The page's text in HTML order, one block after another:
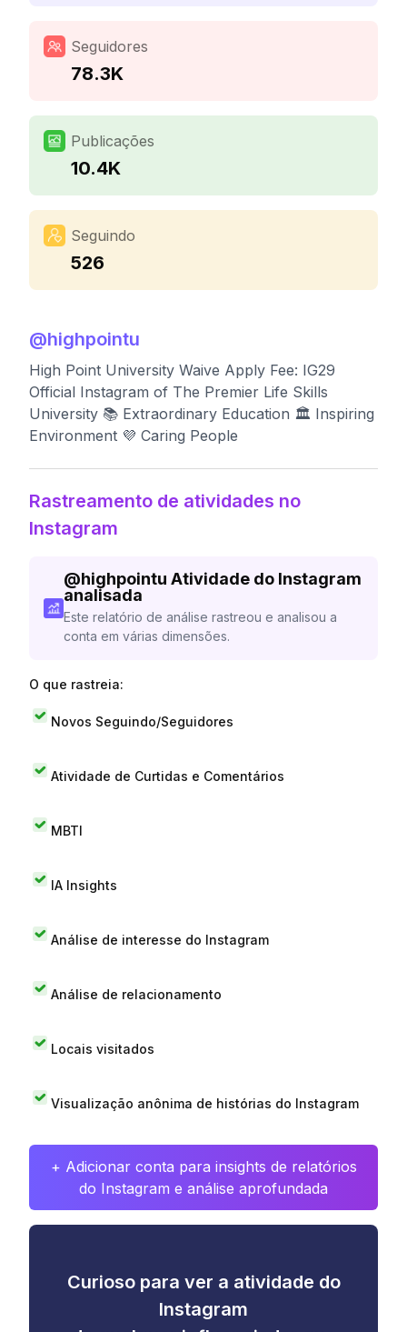
Seguidores
78.3K
Publicações
10.4K
Seguindo
526
@highpointu
High Point University Waive Apply Fee: IG29
Official Instagram of The Premier Life Skills
University 📚 Extraordinary Education 🏛️ Inspiring
Environment 💜 Caring People
Rastreamento de atividades no
Instagram
@highpointu Atividade do Instagram
analisada
Este relatório de análise rastreou e analisou a
conta em várias dimensões.
O que rastreia:
Novos Seguindo/Seguidores
Atividade de Curtidas e Comentários
MBTI
IA Insights
Análise de interesse do Instagram
Análise de relacionamento
Locais visitados
Visualização anônima de histórias do Instagram
+ Adicionar conta para insights de relatórios
do Instagram e análise aprofundada
Curioso para ver a atividade do
Instagram